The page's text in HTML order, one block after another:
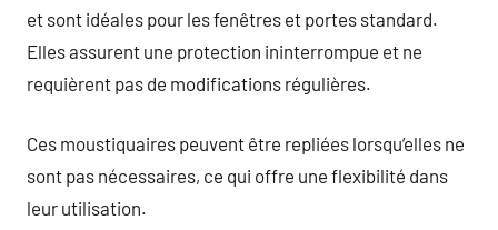
et sont idéales pour les fenêtres et portes standard.
Elles assurent une protection ininterrompue et ne
requièrent pas de modifications régulières.
Ces moustiquaires peuvent être repliées lorsqu’elles ne
sont pas nécessaires, ce qui offre une flexibilité dans
leur utilisation.